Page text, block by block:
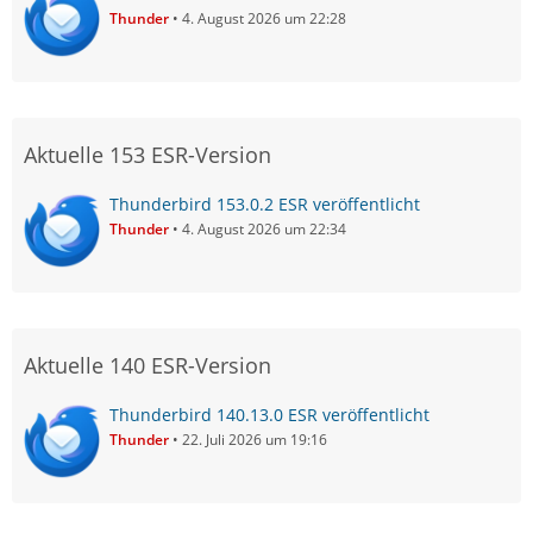
Thunder 4. August 2026 um 22:28
Aktuelle 153 ESR-Version
Thunderbird 153.0.2 ESR veröffentlicht
Thunder 4. August 2026 um 22:34
Aktuelle 140 ESR-Version
Thunderbird 140.13.0 ESR veröffentlicht
Thunder 22. Juli 2026 um 19:16